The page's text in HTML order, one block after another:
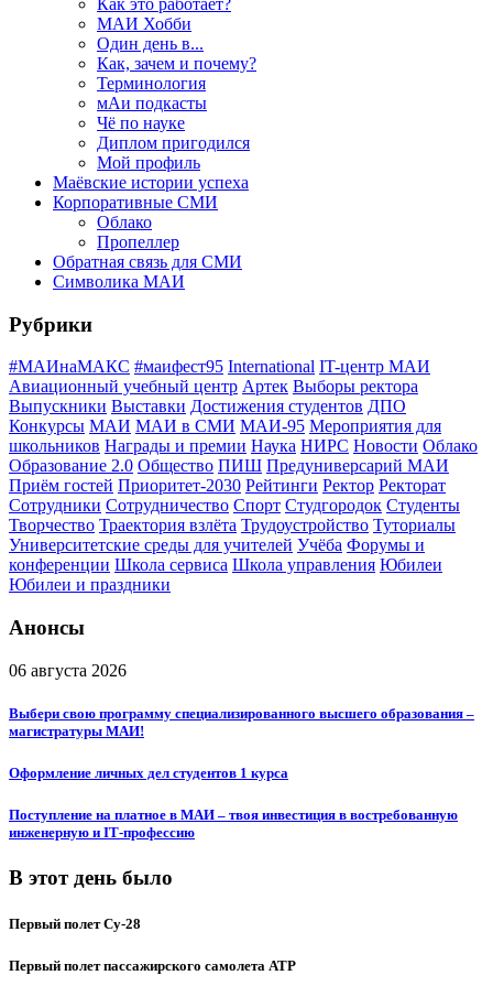
МАИ Хобби
Один день в...
Как, зачем и почему?
Терминология
мАи подкасты
Чё по науке
Диплом пригодился
Мой профиль
Маёвские истории успеха
Корпоративные СМИ
Облако
Пропеллер
Обратная связь для СМИ
Символика МАИ
Рубрики
#МАИнаМАКС #маифест95 International IT-центр МАИ
Авиационный учебный центр Артек Выборы ректора
Выпускники Выставки Достижения студентов ДПО
Конкурсы МАИ МАИ в СМИ МАИ-95 Мероприятия для
школьников Награды и премии Наука НИРС Новости Облако
Образование 2.0 Общество ПИШ Предуниверсарий МАИ
Приём гостей Приоритет-2030 Рейтинги Ректор Ректорат
Сотрудники Сотрудничество Спорт Студгородок Студенты
Творчество Траектория взлёта Трудоустройство Туториалы
Университетские среды для учителей Учёба Форумы и
конференции Школа сервиса Школа управления Юбилеи
Юбилеи и праздники
Анонсы
06 августа 2026
Выбери свою программу специализированного высшего образования –
магистратуры МАИ!
Оформление личных дел студентов 1 курса
Поступление на платное в МАИ – твоя инвестиция в востребованную
инженерную и IT‑профессию
В этот день было
Первый полет Су-28
Первый полет пассажирского самолета ATP